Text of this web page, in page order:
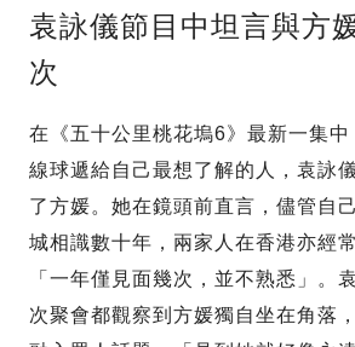
袁詠儀節目中坦言與方
次
在《五十公里桃花塢6》最新一集
線球遞給自己最想了解的人，袁詠
了方媛。她在鏡頭前直言，儘管自
城相識數十年，兩家人在香港亦經
「一年僅見面幾次，並不熟悉」。
次聚會都觀察到方媛獨自坐在角落